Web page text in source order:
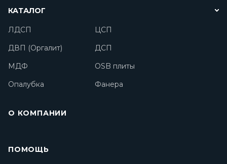
КАТАЛОГ
ЛДСП
ЦСП
ДВП (Оргалит)
ДСП
МДФ
OSB плиты
Опалубка
Фанера
О КОМПАНИИ
ПОМОЩЬ